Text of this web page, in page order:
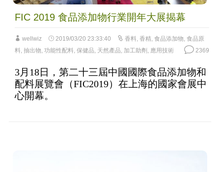
FIC 2019 食品添加物行業開年大展揭幕
wellwiz 2019/03/20 23:33:40 香料, 香精, 食品添加物, 食品原
料, 抽出物, 功能性配料, 保健品, 天然產品, 加工助劑 , 應用技術 2369
3月18日，第二十三屆中國國際食品添加物和
配料展覽會（FIC2019）在上海的國家會展中
心開幕。